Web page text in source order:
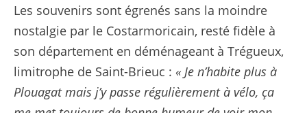
Les souvenirs sont égrenés sans la moindre
nostalgie par le Costarmoricain, resté fidèle à
son département en déménageant à Trégueux,
limitrophe de Saint-Brieuc : « Je n’habite plus à
Plouagat mais j’y passe régulièrement à vélo, ça